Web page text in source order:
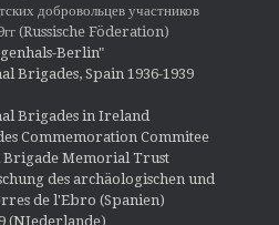
добровольцев участников
(Russische Föderation)
Berlin"
Brigades, Spain 1936-1939
Brigades in Ireland
Commemoration Commitee
Memorial Trust
des archäologischen und
de l'Ebro (Spanien)
(NIederlande)